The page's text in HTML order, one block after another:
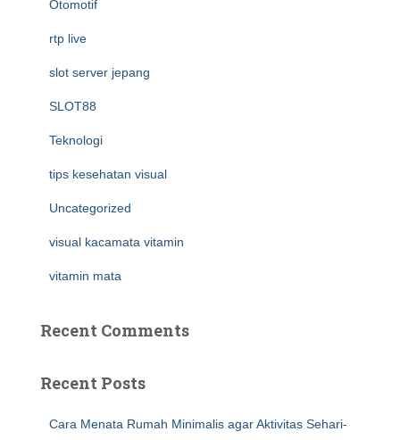
Otomotif
rtp live
slot server jepang
SLOT88
Teknologi
tips kesehatan visual
Uncategorized
visual kacamata vitamin
vitamin mata
Recent Comments
Recent Posts
Cara Menata Rumah Minimalis agar Aktivitas Sehari-